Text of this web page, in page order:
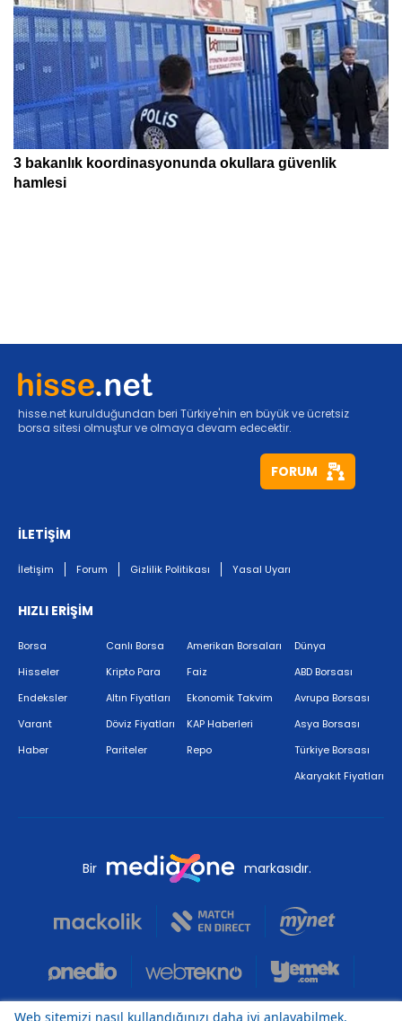
hisse.net kurulduğundan beri Türkiye'nin en büyük ve ücretsiz
borsa sitesi olmuştur ve olmaya devam edecektir.
FORUM
İLETİŞİM
İletişim Forum Gizlilik Politikası Yasal Uyarı
HIZLI ERİŞİM
Borsa
Hisseler
Endeksler
Varant
Haber
Canlı Borsa
Kripto Para
Altın Fiyatları
Döviz Fiyatları
Pariteler
Amerikan Borsaları
Faiz
Ekonomik Takvim
KAP Haberleri
Repo
Dünya
ABD Borsası
Avrupa Borsası
Asya Borsası
Türkiye Borsası
Akaryakıt Fiyatları
Bir markasıdır.